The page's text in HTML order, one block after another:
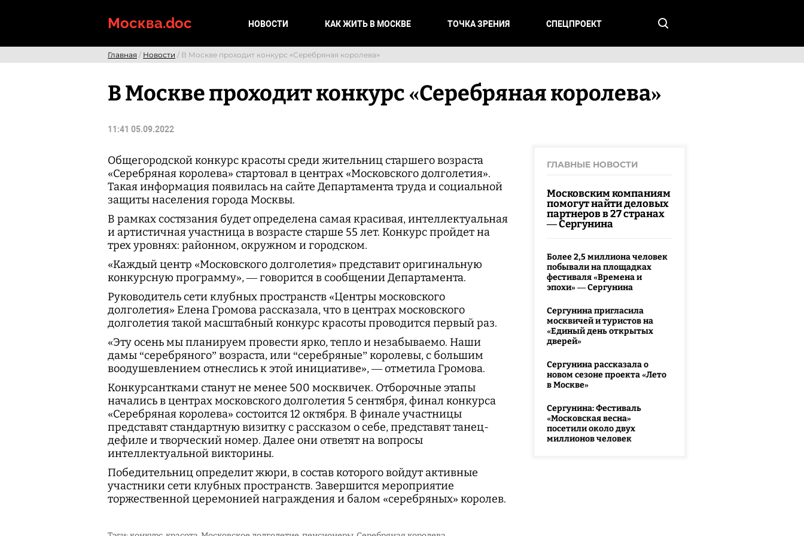
Москва.doc НОВОСТИ КАК ЖИТЬ В МОСКВЕ ТОЧКА ЗРЕНИЯ СПЕЦПРОЕКТ
Главная / Новости / В Москве проходит конкурс «Серебряная королева»
В Москве проходит конкурс «Серебряная королева»
11:41 05.09.2022
Общегородской конкурс красоты среди жительниц старшего возраста
«Серебряная королева» стартовал в центрах «Московского долголетия».
Такая информация появилась на сайте Департамента труда и социальной
защиты населения города Москвы.
В рамках состязания будет определена самая красивая, интеллектуальная
и артистичная участница в возрасте старше 55 лет. Конкурс пройдет на
трех уровнях: районном, окружном и городском.
«Каждый центр «Московского долголетия» представит оригинальную
конкурсную программу», — говорится в сообщении Департамента.
Руководитель сети клубных пространств «Центры московского
долголетия» Елена Громова рассказала, что в центрах московского
долголетия такой масштабный конкурс красоты проводится первый раз.
«Эту осень мы планируем провести ярко, тепло и незабываемо. Наши
дамы “серебряного” возраста, или “серебряные” королевы, с большим
воодушевлением отнеслись к этой инициативе», — отметила Громова.
Конкурсантками станут не менее 500 москвичек. Отборочные этапы
начались в центрах московского долголетия 5 сентября, финал конкурса
«Серебряная королева» состоится 12 октября. В финале участницы
представят стандартную визитку с рассказом о себе, представят танец-
дефиле и творческий номер. Далее они ответят на вопросы
интеллектуальной викторины.
Победительниц определит жюри, в состав которого войдут активные
участники сети клубных пространств. Завершится мероприятие
торжественной церемонией награждения и балом «серебряных» королев.
ГЛАВНЫЕ НОВОСТИ
Московским компаниям
помогут найти деловых
партнеров в 27 странах
— Сергунина
Более 2,5 миллиона человек
побывали на площадках
фестиваля «Времена и
эпохи» — Сергунина
Сергунина пригласила
москвичей и туристов на
«Единый день открытых
дверей»
Сергунина рассказала о
новом сезоне проекта «Лето
в Москве»
Сергунина: Фестиваль
«Московская весна»
посетили около двух
миллионов человек